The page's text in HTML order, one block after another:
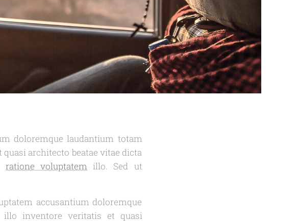
doloremque laudantium totam
architecto beatae vitae dicta
ratione voluptatem illo. Sed ut
accusantium doloremque
illo inventore veritatis et quasi